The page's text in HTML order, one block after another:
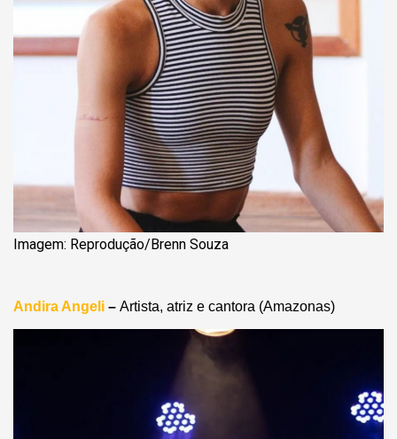
Imagem: Reprodução/Brenn Souza
Andira Angeli – Artista, atriz e cantora (Amazonas)